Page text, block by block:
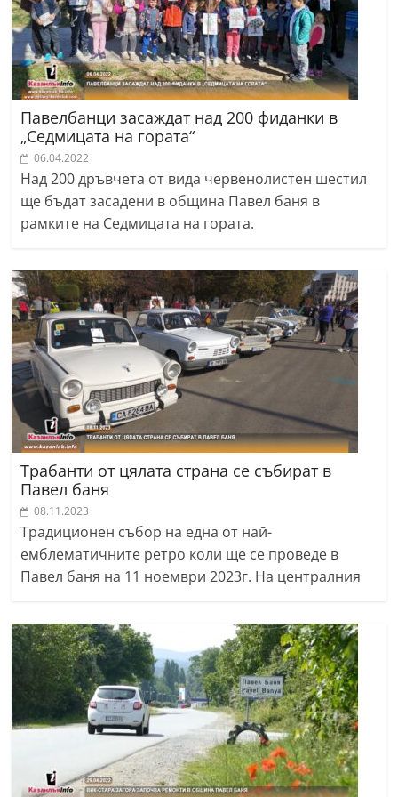
Павелбанци засаждат над 200 фиданки в
„Седмицата на гората“
06.04.2022
Над 200 дръвчета от вида червенолистен шестил
ще бъдат засадени в община Павел баня в
рамките на Седмицата на гората.
Трабанти от цялата страна се събират в
Павел баня
08.11.2023
Традиционен събор на една от най-
емблематичните ретро коли ще се проведе в
Павел баня на 11 ноември 2023г. На централния